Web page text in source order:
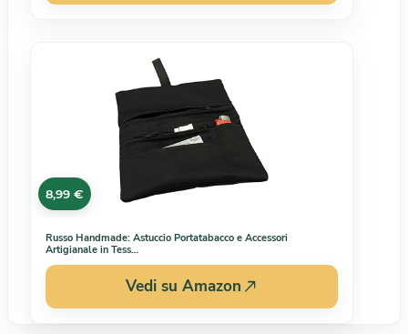
8,99 €
Russo Handmade: Astuccio Portatabacco e Accessori
Artigianale in Tess…
Vedi su Amazon